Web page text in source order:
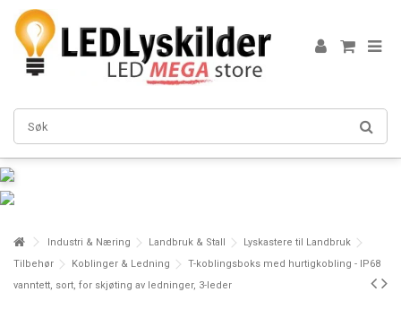
Industri & Næring Landbruk & Stall
Lyskastere til Landbruk
Tilbehør
Koblinger & Ledning
T-koblingsboks med hurtigkobling - IP68
vanntett, sort, for skjøting av ledninger, 3-leder